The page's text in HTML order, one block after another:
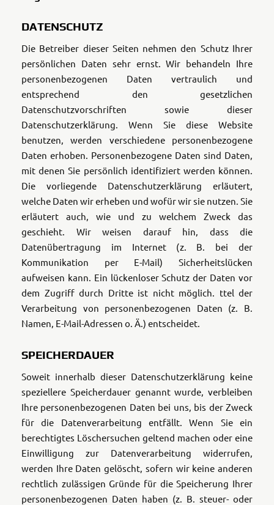
DATENSCHUTZ
Die Betreiber dieser Seiten nehmen den Schutz Ihrer
persönlichen Daten sehr ernst. Wir behandeln Ihre
personenbezogenen Daten vertraulich und
entsprechend den gesetzlichen
Datenschutzvorschriften sowie dieser
Datenschutzerklärung. Wenn Sie diese Website
benutzen, werden verschiedene personenbezogene
Daten erhoben. Personenbezogene Daten sind Daten,
mit denen Sie persönlich identifiziert werden können.
Die vorliegende Datenschutzerklärung erläutert,
welche Daten wir erheben und wofür wir sie nutzen. Sie
erläutert auch, wie und zu welchem Zweck das
geschieht. Wir weisen darauf hin, dass die
Datenübertragung im Internet (z. B. bei der
Kommunikation per E-Mail) Sicherheitslücken
aufweisen kann. Ein lückenloser Schutz der Daten vor
dem Zugriff durch Dritte ist nicht möglich. ttel der
Verarbeitung von personenbezogenen Daten (z. B.
Namen, E-Mail-Adressen o. Ä.) entscheidet.
SPEICHERDAUER
Soweit innerhalb dieser Datenschutzerklärung keine
speziellere Speicherdauer genannt wurde, verbleiben
Ihre personenbezogenen Daten bei uns, bis der Zweck
für die Datenverarbeitung entfällt. Wenn Sie ein
berechtigtes Löschersuchen geltend machen oder eine
Einwilligung zur Datenverarbeitung widerrufen,
werden Ihre Daten gelöscht, sofern wir keine anderen
rechtlich zulässigen Gründe für die Speicherung Ihrer
personenbezogenen Daten haben (z. B. steuer- oder